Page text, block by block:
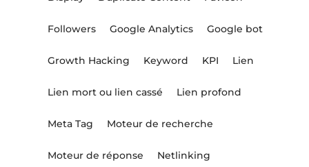
Followers Google Analytics Google bot
Growth Hacking Keyword KPI Lien
Lien mort ou lien cassé Lien profond
Meta Tag Moteur de recherche
Moteur de réponse Netlinking